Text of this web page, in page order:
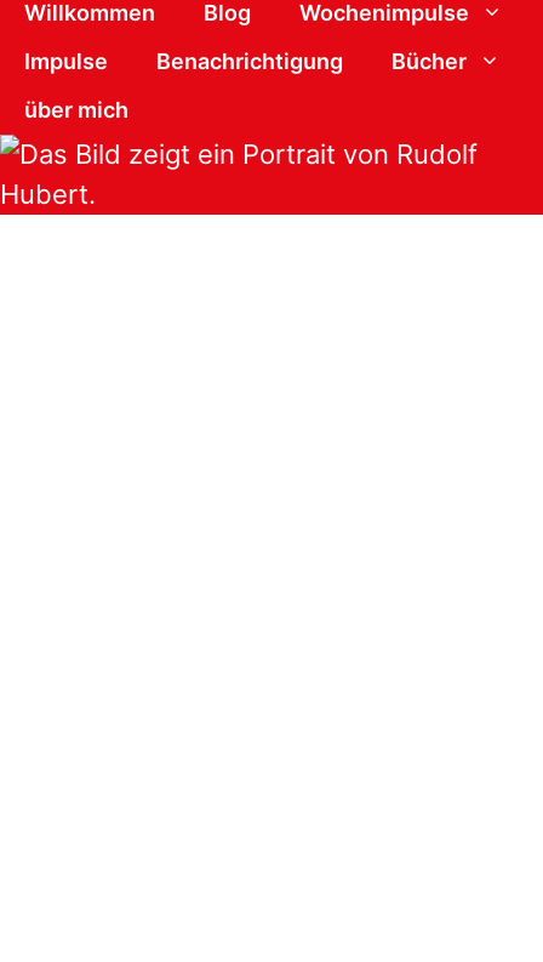
Willkommen Blog
Wochenimpulse
Impulse
Benachrichtigung
Bücher
über mich